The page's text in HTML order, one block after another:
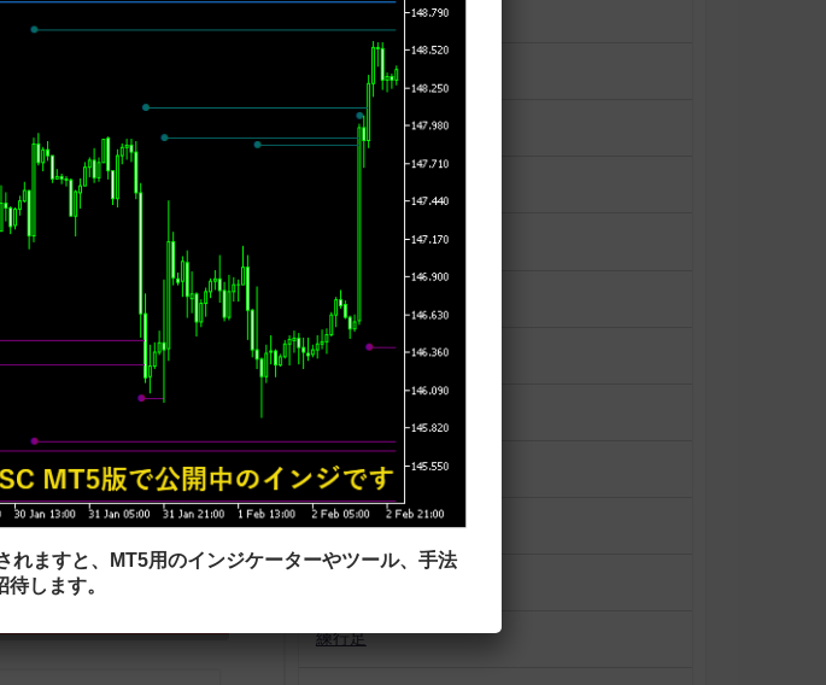
プロファイル系
ボックス
マーケットプロファイル
一目均衡表
便利ツール
未分類
相場状況表示
練行足
ますと、MT5用のインジケーターやツール、手法
します。